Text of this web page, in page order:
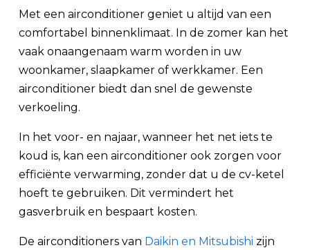
Met een airconditioner geniet u altijd van een
comfortabel binnenklimaat. In de zomer kan het
vaak onaangenaam warm worden in uw
woonkamer, slaapkamer of werkkamer. Een
airconditioner biedt dan snel de gewenste
verkoeling.
In het voor- en najaar, wanneer het net iets te
koud is, kan een airconditioner ook zorgen voor
efficiënte verwarming, zonder dat u de cv-ketel
hoeft te gebruiken. Dit vermindert het
gasverbruik en bespaart kosten.
De airconditioners van Daikin en Mitsubishi zijn